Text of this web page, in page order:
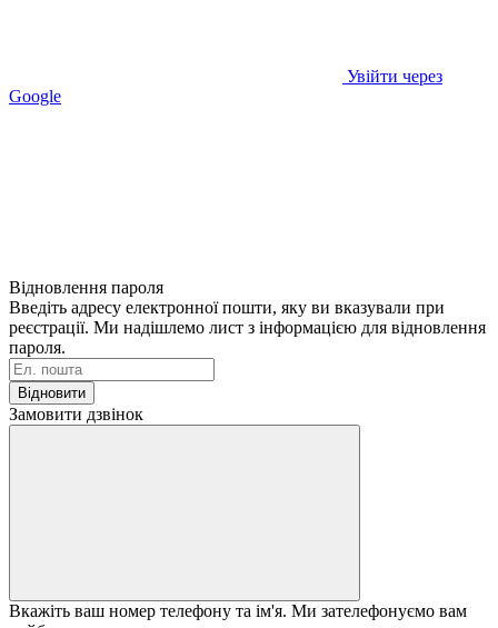
Увійти через
Google
Відновлення пароля
Введіть адресу електронної пошти, яку ви вказували при
реєстрації. Ми надішлемо лист з інформацією для відновлення
пароля.
Відновити
Замовити дзвінок
Вкажіть ваш номер телефону та ім'я. Ми зателефонуємо вам